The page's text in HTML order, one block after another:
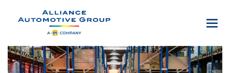
SERVICE & PRODUKTE